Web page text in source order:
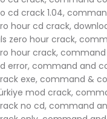
cd crack 1.04,
hour cd crack,
zero hour crack,
hour crack,
error, command and
exe, command &
mod crack,
no cd, command